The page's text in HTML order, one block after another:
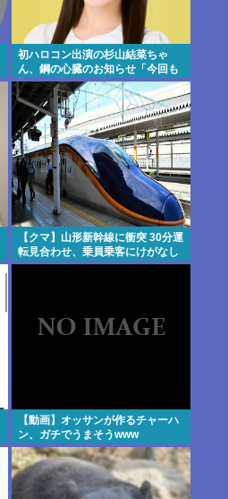
初ハロコン出演の杉山結菜ちゃ
ん、鋼の心臓のお知らせ「今回も
緊張してません」
【クマ】山形新幹線に衝突 30分運
転見合わせ、乗員乗客にけがなし
【動画】オッサンが作るチャーハ
ン、ガチでうまそうwww